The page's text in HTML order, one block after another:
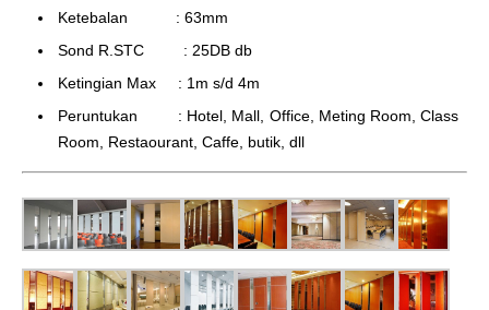
Ketebalan : 63mm
Sond R.STC : 25DB db
Ketingian Max : 1m s/d 4m
Peruntukan : Hotel, Mall, Office, Meting Room, Class
Room, Restaourant, Caffe, butik, dll